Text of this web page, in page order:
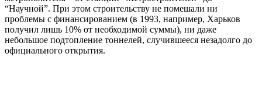
“Научной”. При этом строительству не помешали ни
проблемы с финансированием (в 1993, например, Харьков
получил лишь 10% от необходимой суммы), ни даже
небольшое подтопление тоннелей, случившееся незадолго до
официального открытия.